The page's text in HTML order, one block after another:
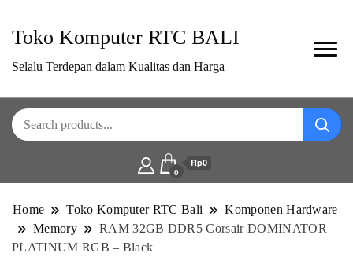
Toko Komputer RTC BALI
Selalu Terdepan dalam Kualitas dan Harga
0
Rp0
Home Toko Komputer RTC Bali
Komponen Hardware
Memory
RAM 32GB DDR5 Corsair DOMINATOR
PLATINUM RGB – Black